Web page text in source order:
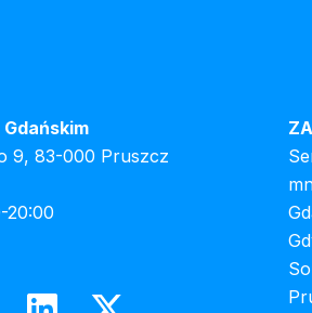
Gdańskim
9, 83-000 Pruszcz
20:00